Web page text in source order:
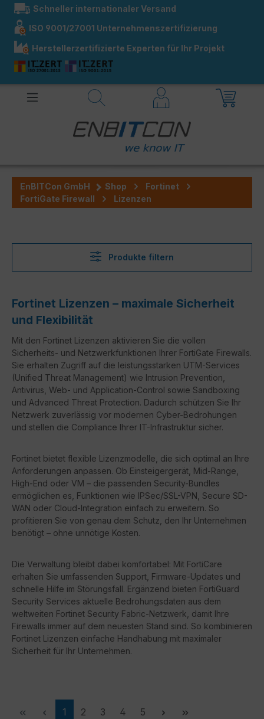
springen
Schneller internationaler Versand
ISO 9001/27001 Unternehmenszertifizierung
Herstellerzertifizierte Experten für Ihr Projekt
EnBITCon GmbH Shop
Fortinet
FortiGate Firewall
Lizenzen
Produkte filtern
Fortinet Lizenzen – maximale Sicherheit
und Flexibilität
Mit den Fortinet Lizenzen aktivieren Sie die vollen
Sicherheits- und Netzwerkfunktionen Ihrer FortiGate Firewalls.
Sie erhalten Zugriff auf die leistungsstarken UTM-Services
(Unified Threat Management) wie Intrusion Prevention,
Antivirus, Web- und Application-Control sowie Sandboxing
und Advanced Threat Protection. Dadurch schützen Sie Ihr
Netzwerk zuverlässig vor modernen Cyber-Bedrohungen
und stellen die Compliance Ihrer IT-Infrastruktur sicher.
Fortinet bietet flexible Lizenzmodelle, die sich optimal an Ihre
Anforderungen anpassen. Ob Einsteigergerät, Mid-Range,
High-End oder VM – die passenden Security-Bundles
ermöglichen es, Funktionen wie IPSec/SSL-VPN, Secure SD-
WAN oder Cloud-Integration einfach zu erweitern. So
profitieren Sie von genau dem Schutz, den Ihr Unternehmen
benötigt – ohne unnötige Kosten.
Die Verwaltung bleibt dabei komfortabel: Mit FortiCare
erhalten Sie umfassenden Support, Firmware-Updates und
schnelle Hilfe im Störungsfall. Ergänzend bieten FortiGuard
Security Services aktuelle Bedrohungsdaten aus dem
weltweiten Fortinet Security Fabric-Netzwerk, damit Ihre
Firewalls immer auf dem neuesten Stand sind. So kombinieren
Fortinet Lizenzen einfache Handhabung mit maximaler
Sicherheit für Ihr Unternehmen.
Seite
1 Seite
2 Seite
3 Seite
4 Seite
5